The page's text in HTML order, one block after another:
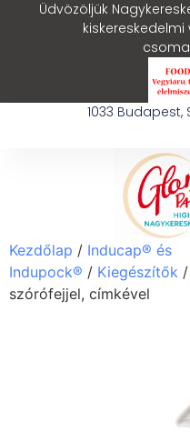
Üdvözöljük
1033
Kezdőlap / Inducap® és
Indupock® / Kiegészítők
szórófejjel, címkével